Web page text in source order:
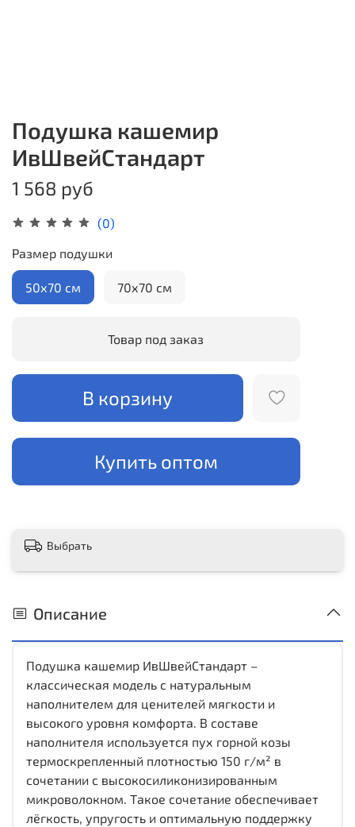
(0)
Подушка кашемир
ИвШвейСтандарт
1 568 руб
Товар под заказ
В корзину
Купить оптом
Размер подушки
50х70 см 70х70 см
Выбрать
Описание
Подушка кашемир ИвШвейСтандарт –
классическая модель с натуральным
наполнителем для ценителей мягкости и
высокого уровня комфорта. В составе
наполнителя используется пух горной козы
термоскрепленный плотностью 150 г/м² в
сочетании с высокосиликонизированным
микроволокном. Такое сочетание обеспечивает
лёгкость, упругость и оптимальную поддержку